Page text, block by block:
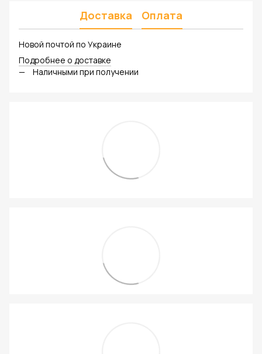
Доставка Оплата
Новой почтой по Украине
Подробнее о доставке
Наличными при получении